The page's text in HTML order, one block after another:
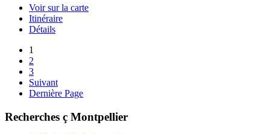
Voir sur la carte
Itinéraire
Détails
1
2
3
Suivant
Dernière Page
Recherches ç Montpellier